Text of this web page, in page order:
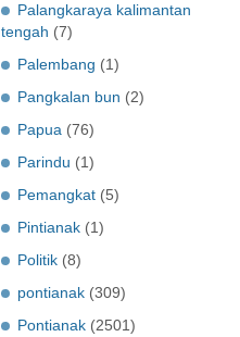
Palangkaraya kalimantan
tengah (7)
Palembang (1)
Pangkalan bun (2)
Papua (76)
Parindu (1)
Pemangkat (5)
Pintianak (1)
Politik (8)
pontianak (309)
Pontianak (2501)